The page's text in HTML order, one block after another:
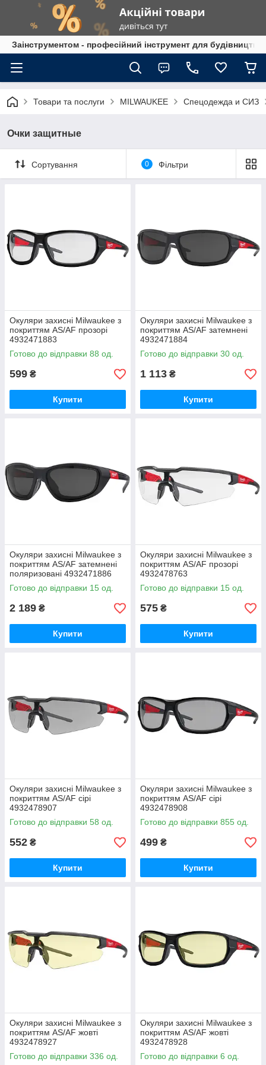
Заінструментом - професійний інструмент для
Товари та послуги MILWAUKEE Спецодежда и СИЗ
Очки защитные
Сортування 0 Фільтри
Окуляри захисні Milwaukee з
покриттям AS/AF прозорі
4932471883
Готово до відправки 88 од.
599 ₴
Купити
Окуляри захисні Milwaukee з
покриттям AS/AF затемнені
4932471884
Готово до відправки 30 од.
1 113 ₴
Купити
Окуляри захисні Milwaukee з
покриттям AS/AF затемнені
поляризовані 4932471886
Готово до відправки 15 од.
2 189 ₴
Купити
Окуляри захисні Milwaukee з
покриттям AS/AF прозорі
4932478763
Готово до відправки 15 од.
575 ₴
Купити
Окуляри захисні Milwaukee з
покриттям AS/AF сірі
4932478907
Готово до відправки 58 од.
552 ₴
Купити
Окуляри захисні Milwaukee з
покриттям AS/AF сірі
4932478908
Готово до відправки 855 од.
499 ₴
Купити
Окуляри захисні Milwaukee з
покриттям AS/AF жовті
4932478927
Готово до відправки 336 од.
Окуляри захисні Milwaukee з
покриттям AS/AF жовті
4932478928
Готово до відправки 6 од.